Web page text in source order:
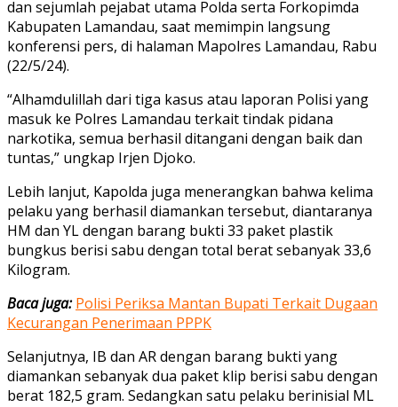
dan sejumlah pejabat utama Polda serta Forkopimda
Kabupaten Lamandau, saat memimpin langsung
konferensi pers, di halaman Mapolres Lamandau, Rabu
(22/5/24).
“Alhamdulillah dari tiga kasus atau laporan Polisi yang
masuk ke Polres Lamandau terkait tindak pidana
narkotika, semua berhasil ditangani dengan baik dan
tuntas,” ungkap Irjen Djoko.
Lebih lanjut, Kapolda juga menerangkan bahwa kelima
pelaku yang berhasil diamankan tersebut, diantaranya
HM dan YL dengan barang bukti 33 paket plastik
bungkus berisi sabu dengan total berat sebanyak 33,6
Kilogram.
Baca juga:Polisi Periksa Mantan Bupati Terkait Dugaan
Kecurangan Penerimaan PPPK
Selanjutnya, IB dan AR dengan barang bukti yang
diamankan sebanyak dua paket klip berisi sabu dengan
berat 182,5 gram. Sedangkan satu pelaku berinisial ML